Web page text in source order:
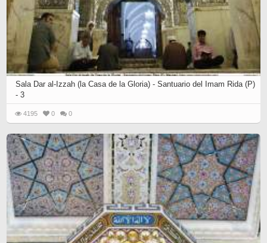
Sala Dar al-Izzah (la Casa de la Gloria) - Santuario del Imam Rida (P)
- 3
4195 0 0